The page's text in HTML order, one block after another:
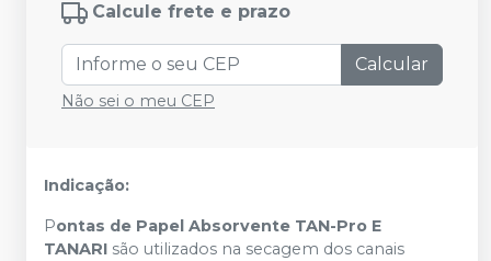
Calcule frete e prazo
Calcular
Não sei o meu CEP
Indicação:
Pontas de Papel Absorvente TAN-Pro E
TANARI são utilizados na secagem dos canais